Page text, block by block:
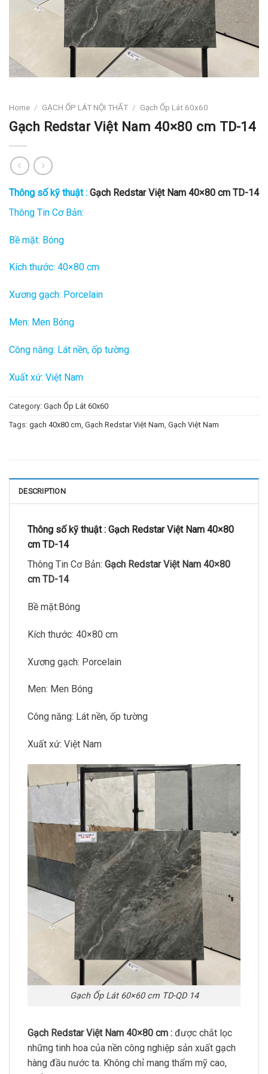
Home / GẠCH ỐP LÁT NỘI THẤT / Gạch Ốp Lát 60x60
Gạch Redstar Việt Nam 40×80 cm TD-14
Thông số kỹ thuật : Gạch Redstar Việt Nam 40×80 cm TD-14
Thông Tin Cơ Bản:
Bề mặt: Bóng
Kích thước: 40×80 cm
Xương gạch: Porcelain
Men: Men Bóng
Công năng: Lát nền, ốp tường
Xuất xứ: Việt Nam
Category: Gạch Ốp Lát 60x60
Tags: gạch 40x80 cm, Gạch Redstar Việt Nam, Gạch Việt Nam
DESCRIPTION
Thông số kỹ thuật : Gạch Redstar Việt Nam 40×80
cm TD-14
Thông Tin Cơ Bản: Gạch Redstar Việt Nam 40×80
cm TD-14
Bề mặt:Bóng
Kích thước: 40×80 cm
Xương gạch: Porcelain
Men: Men Bóng
Công năng: Lát nền, ốp tường
Xuất xứ: Việt Nam
Gạch Ốp Lát 60×60 cm TD-QD 14
Gạch Redstar Việt Nam 40×80 cm : được chắt lọc
những tinh hoa của nền công nghiệp sản xuất gạch
hàng đầu nước ta. Không chỉ mang thẩm mỹ cao,